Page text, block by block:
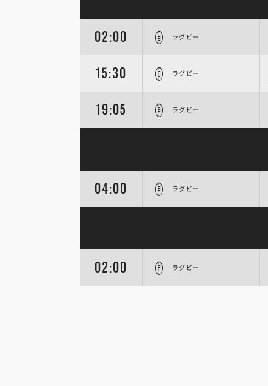
02:00 ラグビー
15:30 ラグビー
19:05 ラグビー
04:00 ラグビー
02:00 ラグビー